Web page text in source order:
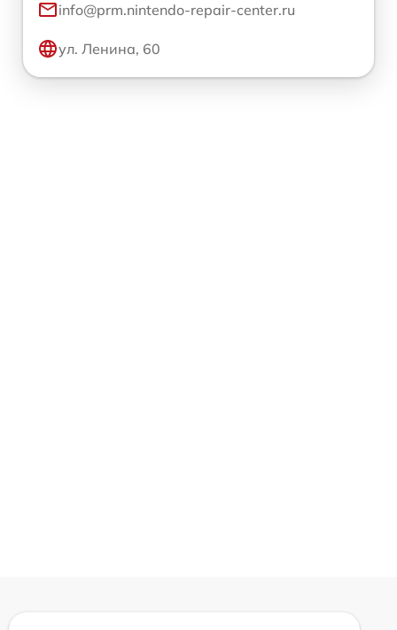
info@prm.nintendo-repair-center.ru
ул. Ленина, 60